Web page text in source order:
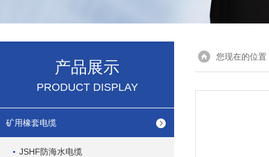
产品展示
PRODUCT DISPLAY
矿用橡套电缆
JSHF防海水电缆
您现在的位置